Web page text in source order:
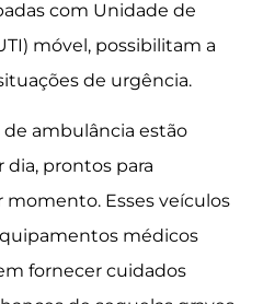
com Unidade de
móvel, possibilitam a
de urgência.
de ambulância estão
dia, prontos para
Esses veículos
médicos
fornecer cuidados